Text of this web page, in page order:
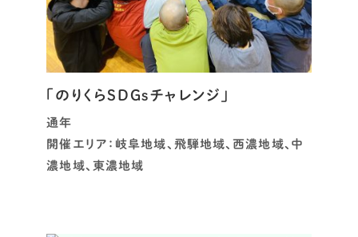
「のりくらSDGsチャレンジ」
通年
開催エリア：岐阜地域、飛騨地域、西濃地域、中
濃地域、東濃地域